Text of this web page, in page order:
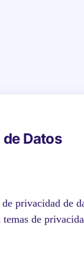
Datos
privacidad de
temas de